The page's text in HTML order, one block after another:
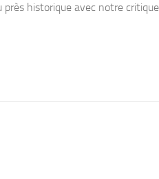
historique avec notre